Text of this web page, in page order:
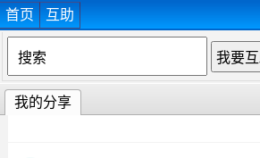
首页 互助
我的分享